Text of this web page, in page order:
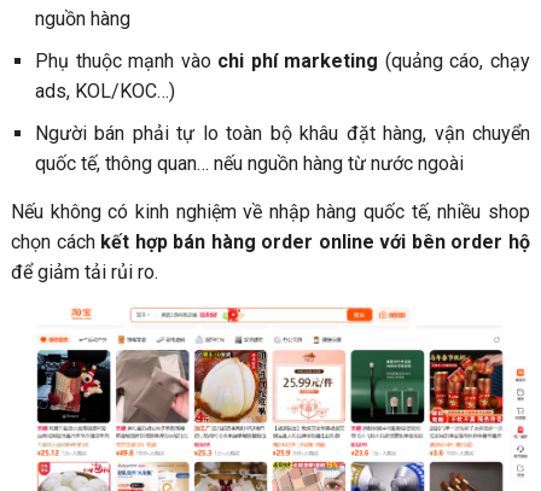
nguồn hàng
Phụ thuộc mạnh vào chi phí marketing (quảng cáo, chạy
ads, KOL/KOC…)
Người bán phải tự lo toàn bộ khâu đặt hàng, vận chuyển
quốc tế, thông quan… nếu nguồn hàng từ nước ngoài
Nếu không có kinh nghiệm về nhập hàng quốc tế, nhiều shop
chọn cách kết hợp bán hàng order online với bên order hộ
để giảm tải rủi ro.